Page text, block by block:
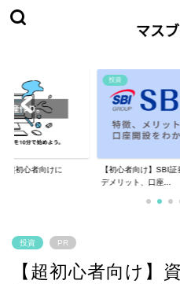
超初心者向けに
投資
【初心者向け】SBI
デメリット、口座...
投資 PR
【超初心者向け】